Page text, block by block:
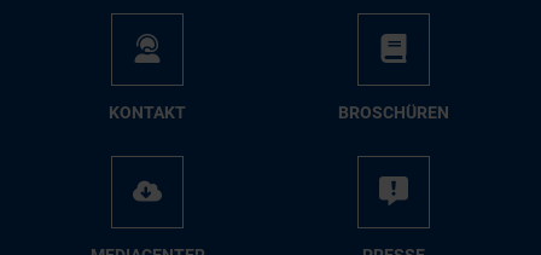
KON­TAKT BRO­SCHÜ­REN